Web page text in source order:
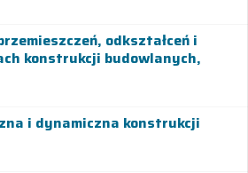
odkształceń i
konstrukcji budowlanych,
i dynamiczna konstrukcji